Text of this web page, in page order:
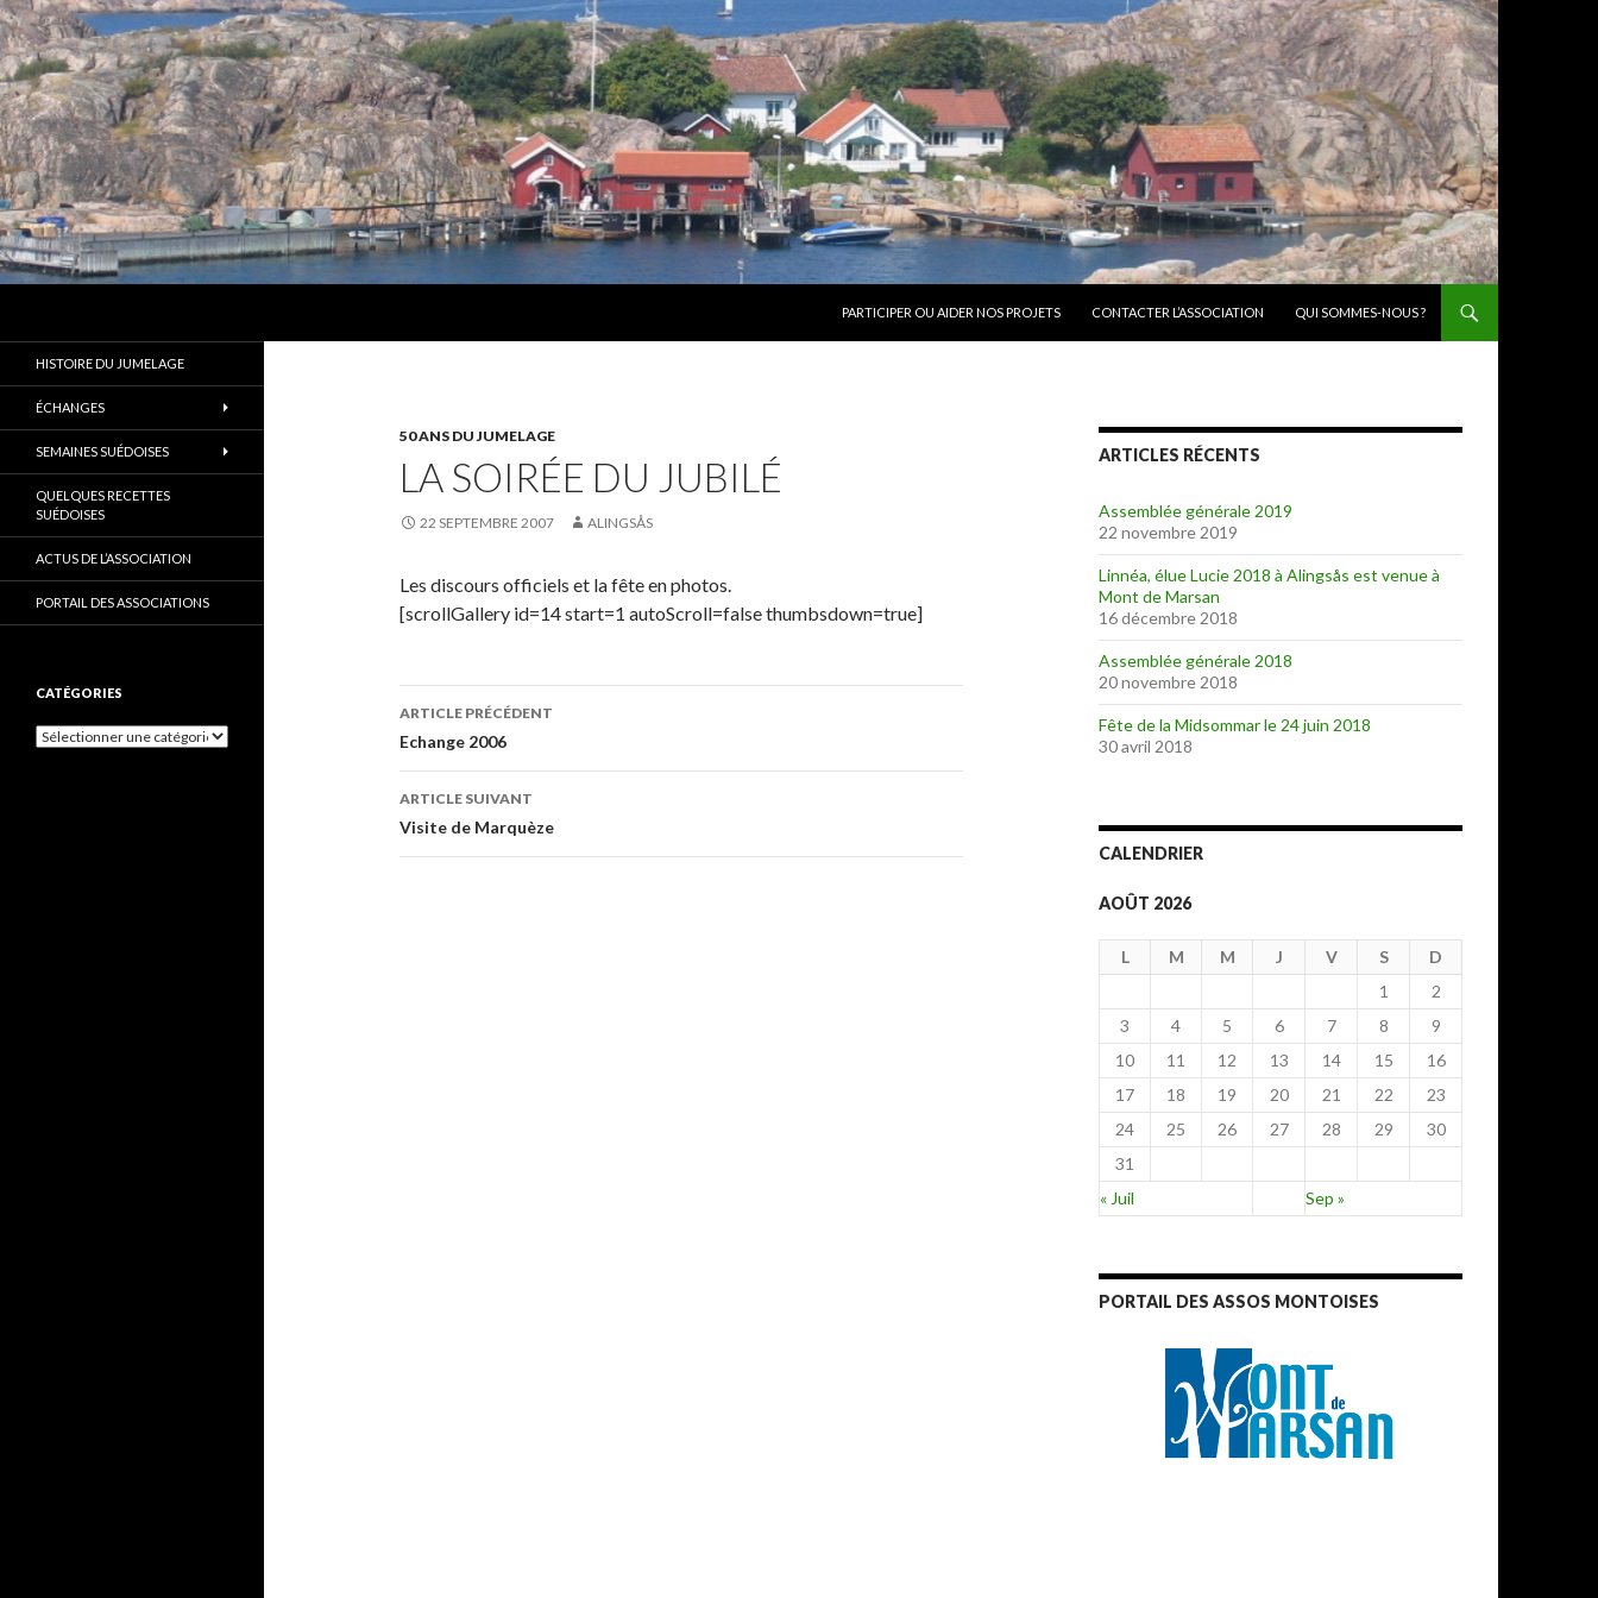
PARTICIPER OU AIDER NOS PROJETS
CONTACTER L’ASSOCIATION QUI SOMMES-NOUS ?
50 ANS DU JUMELAGE
LA SOIRÉE DU JUBILÉ
22 SEPTEMBRE 2007 ALINGSÅS
Les discours officiels et la fête en photos.
[scrollGallery id=14 start=1 autoScroll=false thumbsdown=true]
Navigation
des
articles
ARTICLE PRÉCÉDENT
Echange 2006
ARTICLE SUIVANT
Visite de Marquèze
ARTICLES RÉCENTS
Assemblée générale 2019
22 novembre 2019
Linnéa, élue Lucie 2018 à Alingsås est venue à
Mont de Marsan
16 décembre 2018
Assemblée générale 2018
20 novembre 2018
Fête de la Midsommar le 24 juin 2018
30 avril 2018
CALENDRIER
AOÛT 2026
L M M J V S
D
1
2
3
4 5 6 7 8
9
10
11 12 13 14 15
16
17
18 19 20 21 22
23
24
25 26 27 28 29
30
31
« Juil
Sep »
PORTAIL DES ASSOS MONTOISES
France
HISTOIRE DU JUMELAGE
ÉCHANGES
SEMAINES SUÉDOISES
QUELQUES RECETTES
SUÉDOISES
ACTUS DE L’ASSOCIATION
PORTAIL DES ASSOCIATIONS
CATÉGORIES
C